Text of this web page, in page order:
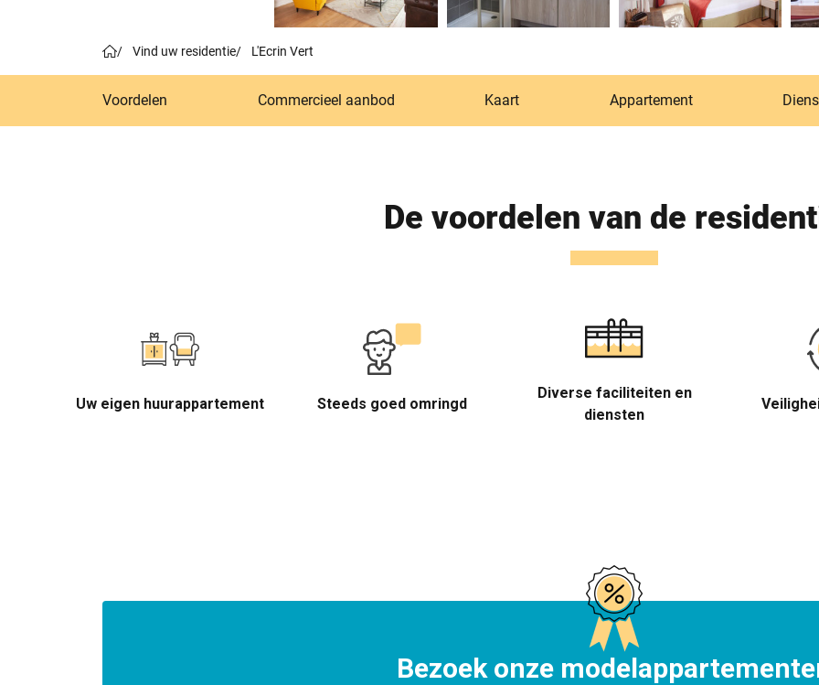
/ Vind uw residentie/ L'Ecrin Vert
Voordelen Commercieel aanbod Kaart Appartement
De voordelen van de
Uw eigen huurappartement Steeds goed omringd
Diverse faciliteiten en
diensten
Bezoek onze